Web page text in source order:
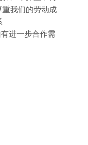
我们的劳动成
进一步合作需